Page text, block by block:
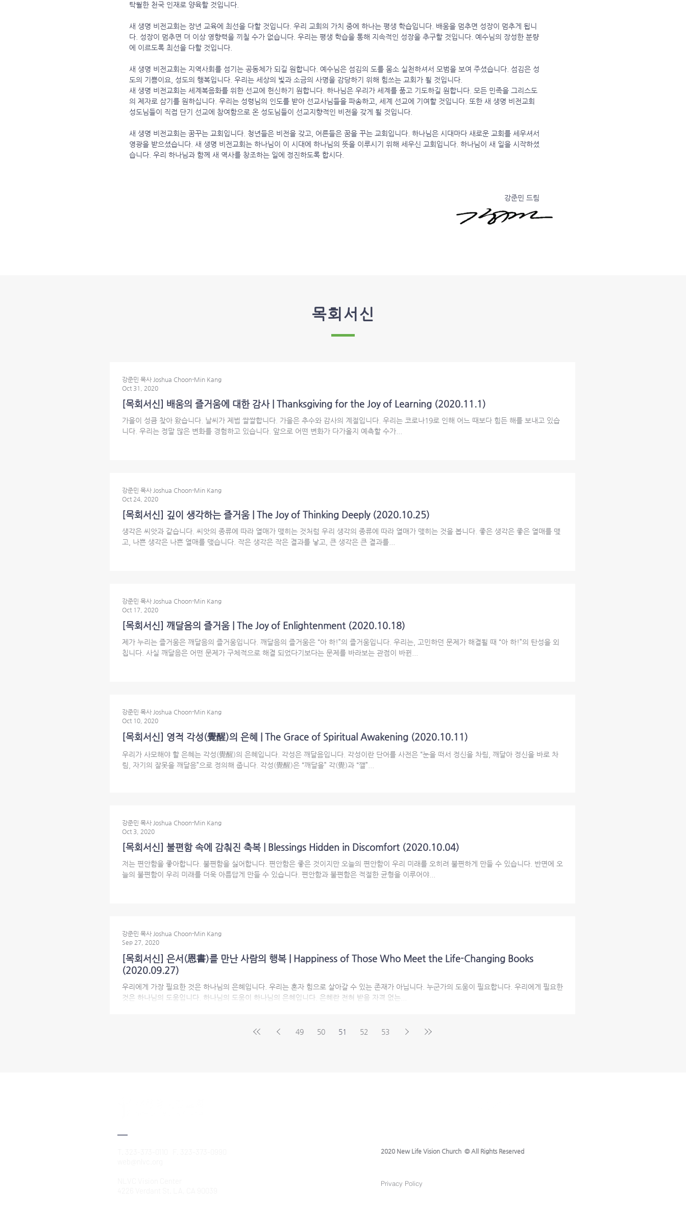
탁월한 천국 인재로 양육할 것입니다.
새 생명 비전교회는 장년 교육에 최선을 다할 것입니다. 우리 교회의 가치 중에 하나는 평생 학습입니다. 배움을 멈추면 성장이 멈추게 됩니
다. 성장이 멈추면 더 이상 영향력을 끼칠 수가 없습니다. 우리는 평생 학습을 통해 지속적인 성장을 추구할 것입니다. 예수님의 장성한 분량
에 이르도록 최선을 다할 것입니다.
새 생명 비전교회는 지역사회를 섬기는 공동체가 되길 원합니다. 예수님은 섬김의 도를 몸소 실천하셔서 모범을 보여 주셨습니다. 섬김은 성
도의 기쁨이요, 성도의 행복입니다. 우리는 세상의 빛과 소금의 사명을 감당하기 위해 힘쓰는 교회가 될 것입니다.
새 생명 비전교회는 세계복음화를 위한 선교에 헌신하기 원합니다. 하나님은 우리가 세계를 품고 기도하길 원합니다. 모든 민족을 그리스도
의 제자로 삼기를 원하십니다. 우리는 성령님의 인도를 받아 선교사님들을 파송하고, 세계 선교에 기여할 것입니다. 또한 새 생명 비전교회
성도님들이 직접 단기 선교에 참여함으로 온 성도님들이 선교지향적인 비전을 갖게 될 것입니다.
새 생명 비전교회는 꿈꾸는 교회입니다. 청년들은 비전을 갖고, 어른들은 꿈을 꾸는 교회입니다. 하나님은 시대마다 새로운 교회를 세우셔서
영광을 받으셨습니다. 새 생명 비전교회는 하나님이 이 시대에 하나님의 뜻을 이루시기 위해 세우신 교회입니다. 하나님이 새 일을 시작하셨
습니다. 우리 하나님과 함께 새 역사를 창조하는 일에 정진하도록 합시다.
강준민 드림
목회서신
[목회서신] 배움의 즐거움에 대한 감사 | Thanksgiving for the Joy of Learning (2020.11.1)
가을이 성큼 찾아 왔습니다. 날씨가 제법 쌀쌀합니다. 가을은 추수와 감사의 계절입니다. 우리는 코로나19로 인해 어느 때보다 힘든 해를 보내고 있습
니다. 우리는 정말 많은 변화를 경험하고 있습니다. 앞으로 어떤 변화가 다가올지 예측할 수가...
강준민 목사 Joshua Choon-Min Kang
Oct 31, 2020
[목회서신] 깊이 생각하는 즐거움 | The Joy of Thinking Deeply (2020.10.25)
생각은 씨앗과 같습니다. 씨앗의 종류에 따라 열매가 맺히는 것처럼 우리 생각의 종류에 따라 열매가 맺히는 것을 봅니다. 좋은 생각은 좋은 열매를 맺
고, 나쁜 생각은 나쁜 열매를 맺습니다. 작은 생각은 작은 결과를 낳고, 큰 생각은 큰 결과를...
강준민 목사 Joshua Choon-Min Kang
Oct 24, 2020
[목회서신] 깨달음의 즐거움 | The Joy of Enlightenment (2020.10.18)
제가 누리는 즐거움은 깨달음의 즐거움입니다. 깨달음의 즐거움은 “아 하!”의 즐거움입니다. 우리는, 고민하던 문제가 해결될 때 “아 하!”의 탄성을 외
칩니다. 사실 깨달음은 어떤 문제가 구체적으로 해결 되었다기보다는 문제를 바라보는 관점이 바뀐...
강준민 목사 Joshua Choon-Min Kang
Oct 17, 2020
[목회서신] 영적 각성(覺醒)의 은혜 | The Grace of Spiritual Awakening (2020.10.11)
우리가 사모해야 할 은혜는 각성(覺醒)의 은혜입니다. 각성은 깨달음입니다. 각성이란 단어를 사전은 “눈을 떠서 정신을 차림, 깨달아 정신을 바로 차
림, 자기의 잘못을 깨달음”으로 정의해 줍니다. 각성(覺醒)은 “깨달을” 각(覺)과 “깰”...
강준민 목사 Joshua Choon-Min Kang
Oct 10, 2020
[목회서신] 불편함 속에 감춰진 축복 | Blessings Hidden in Discomfort (2020.10.04)
저는 편안함을 좋아합니다. 불편함을 싫어합니다. 편안함은 좋은 것이지만 오늘의 편안함이 우리 미래를 오히려 불편하게 만들 수 있습니다. 반면에 오
늘의 불편함이 우리 미래를 더욱 아름답게 만들 수 있습니다. 편안함과 불편함은 적절한 균형을 이루어야...
강준민 목사 Joshua Choon-Min Kang
Oct 3, 2020
[목회서신] 은서(恩書)를 만난 사람의 행복 | Happiness of Those Who Meet the Life-Changing Books
(2020.09.27)
우리에게 가장 필요한 것은 하나님의 은혜입니다. 우리는 혼자 힘으로 살아갈 수 있는 존재가 아닙니다. 누군가의 도움이 필요합니다. 우리에게 필요한
것은 하나님의 도움입니다. 하나님의 도움이 하나님의 은혜입니다. 은혜란 전혀 받을 자격 없는...
강준민 목사 Joshua Choon-Min Kang
Sep 27, 2020
49 50 51 52 53
2020 New Life Vision Church © All Rights Reserved
Privacy Policy